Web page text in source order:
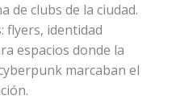
de clubs de la ciudad.
flyers, identidad
espacios donde la
marcaban el